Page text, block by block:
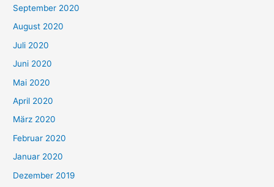
September 2020
August 2020
Juli 2020
Juni 2020
Mai 2020
April 2020
März 2020
Februar 2020
Januar 2020
Dezember 2019